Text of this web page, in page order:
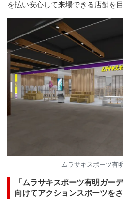
を払い安心して来場できる店舗を
ムラサキスポーツ有
「ムラサキスポーツ有明ガー
向けてアクションスポーツを